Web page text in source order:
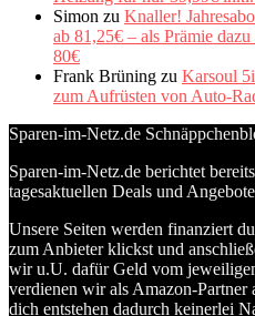
Simon zu Knaller!
ab 81,25€ – als Prämie
80€
Frank Brüning zu Karsoul
zum Aufrüsten von Auto-
Sparen-im-Netz.de
Sparen-im-Netz.de berichtet
tagesaktuellen Deals und
Unsere Seiten werden finanziert
zum Anbieter klickst und
wir u.U. dafür Geld vom
verdienen wir als Amazon-
dich entstehen dadurch keinerlei